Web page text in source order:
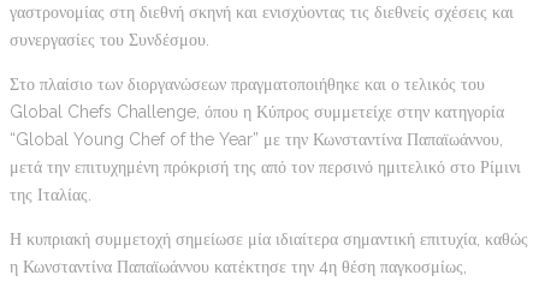
γαστρονομίας στη διεθνή σκηνή και ενισχύοντας τις διεθνείς σχέσεις και
συνεργασίες του Συνδέσμου.
Στο πλαίσιο των διοργανώσεων πραγματοποιήθηκε και ο τελικός του
Global Chefs Challenge, όπου η Κύπρος συμμετείχε στην κατηγορία
“Global Young Chef of the Year” με την Κωνσταντίνα Παπαϊωάννου,
μετά την επιτυχημένη πρόκρισή της από τον περσινό ημιτελικό στο Ρίμινι
της Ιταλίας.
Η κυπριακή συμμετοχή σημείωσε μία ιδιαίτερα σημαντική επιτυχία, καθώς
η Κωνσταντίνα Παπαϊωάννου κατέκτησε την 4η θέση παγκοσμίως,